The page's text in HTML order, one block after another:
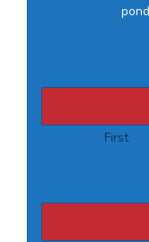
First